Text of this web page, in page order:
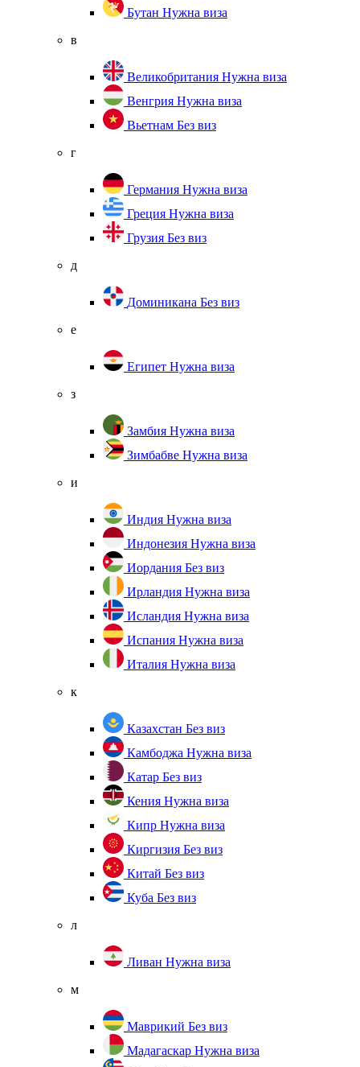
Бутан Нужна виза
в
Великобритания Нужна виза
Венгрия Нужна виза
Вьетнам Без виз
г
Германия Нужна виза
Греция Нужна виза
Грузия Без виз
д
Доминикана Без виз
е
Египет Нужна виза
з
Замбия Нужна виза
Зимбабве Нужна виза
и
Индия Нужна виза
Индонезия Нужна виза
Иордания Без виз
Ирландия Нужна виза
Исландия Нужна виза
Испания Нужна виза
Италия Нужна виза
к
Казахстан Без виз
Камбоджа Нужна виза
Катар Без виз
Кения Нужна виза
Кипр Нужна виза
Киргизия Без виз
Китай Без виз
Куба Без виз
л
Ливан Нужна виза
м
Маврикий Без виз
Мадагаскар Нужна виза